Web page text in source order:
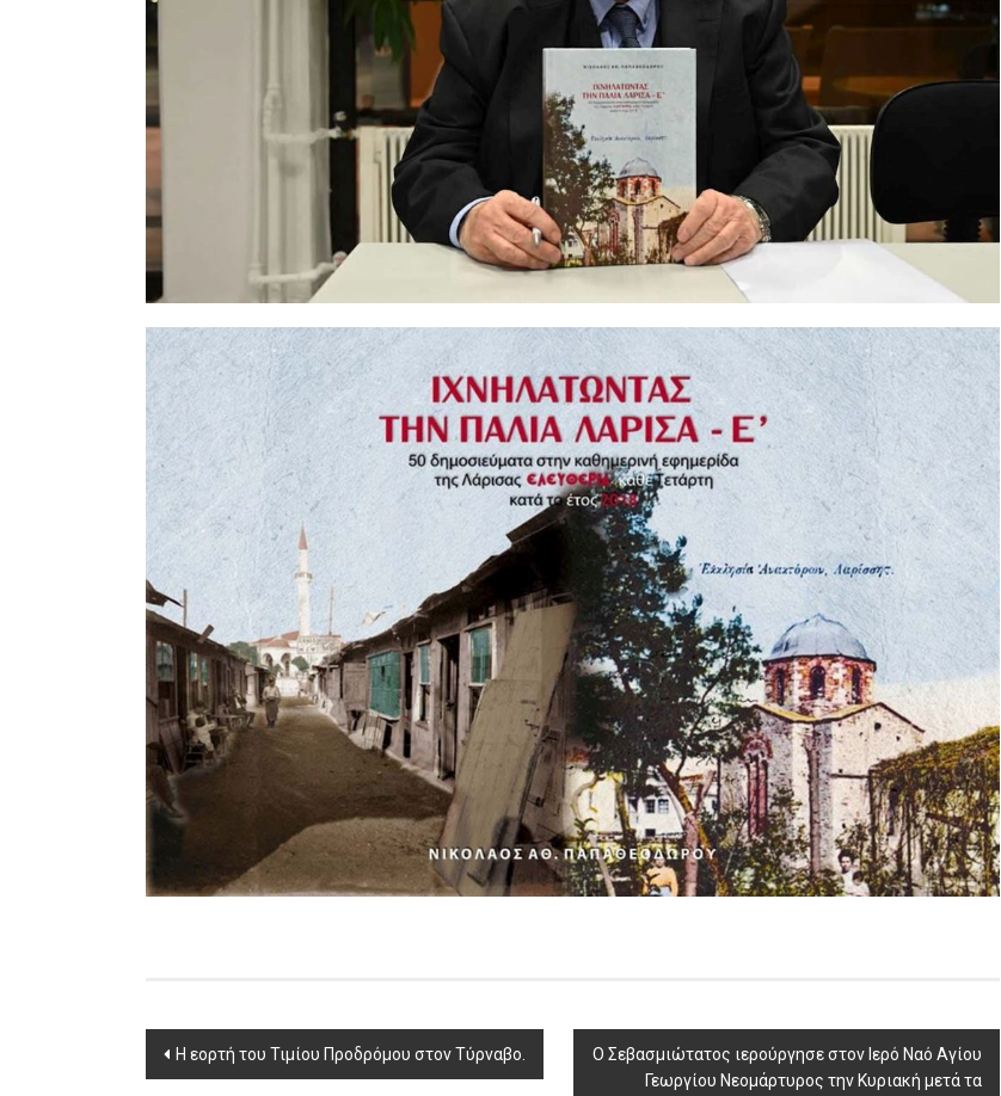
Post
Η εορτή του Τιμίου Προδρόμου στον Τύρναβο.
Ο Σεβασμιώτατος ιερούργησε στον Ιερό Ναό Αγίου
Γεωργίου Νεομάρτυρος την Κυριακή μετά τα